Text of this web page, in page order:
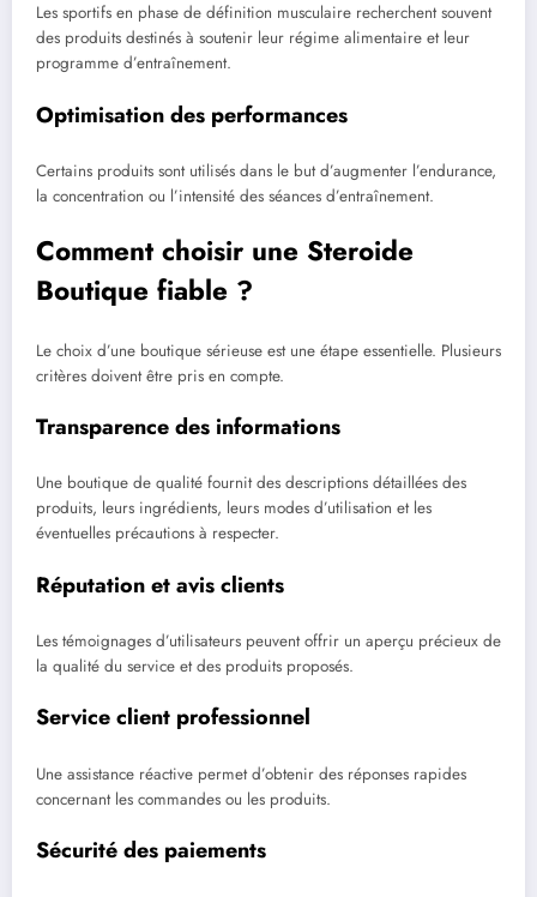
Les sportifs en phase de définition musculaire recherchent souvent
des produits destinés à soutenir leur régime alimentaire et leur
programme d’entraînement.
Optimisation des performances
Certains produits sont utilisés dans le but d’augmenter l’endurance,
la concentration ou l’intensité des séances d’entraînement.
Comment choisir une Steroide
Boutique fiable ?
Le choix d’une boutique sérieuse est une étape essentielle. Plusieurs
critères doivent être pris en compte.
Transparence des informations
Une boutique de qualité fournit des descriptions détaillées des
produits, leurs ingrédients, leurs modes d’utilisation et les
éventuelles précautions à respecter.
Réputation et avis clients
Les témoignages d’utilisateurs peuvent offrir un aperçu précieux de
la qualité du service et des produits proposés.
Service client professionnel
Une assistance réactive permet d’obtenir des réponses rapides
concernant les commandes ou les produits.
Sécurité des paiements